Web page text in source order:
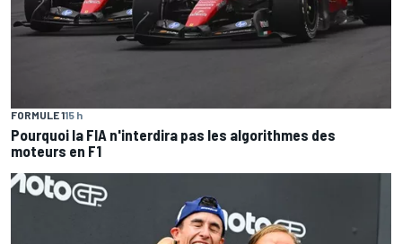
FORMULE 115 h
Pourquoi la FIA n'interdira pas les algorithmes des
moteurs en F1